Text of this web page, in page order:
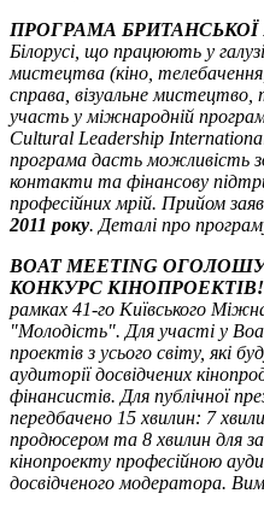
ПРОГРАМА БРИТАНСЬКОЇ
Білорусі, що працюють у
мистецтва (кіно,
справа, візуальне
участь у міжнародній
Cultural Leadership
програма дасть можливість
контакти та фінансову
професійних мрій. Прийом
2011 року. Деталі про
BOAT MEETING
КОНКУРС КІНОПРОЕКТІВ!
рамках 41-го Київського
"Молодість". Для участі у
проектів з усього світу, які
аудиторії досвідчених
фінансистів. Для публічної
передбачено 15 хвилин: 7
продюсером та 8 хвилин для
кінопроекту професійною
досвідченого модератора.